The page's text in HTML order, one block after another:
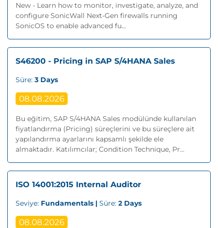
New - Learn how to monitor, investigate, analyze, and
configure SonicWall Next‐Gen firewalls running
SonicOS to enable advanced fu...
S46200 - Pricing in SAP S/4HANA Sales
Süre: 3 Days
08.08.2026
Bu eğitim, SAP S/4HANA Sales modülünde kullanılan
fiyatlandırma (Pricing) süreçlerini ve bu süreçlere ait
yapılandırma ayarlarını kapsamlı şekilde ele
almaktadır. Katılımcılar; Condition Technique, Pr...
ISO 14001:2015 Internal Auditor
Seviye: Fundamentals | Süre: 2 Days
08.08.2026